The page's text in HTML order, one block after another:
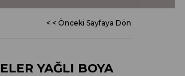
< < Önceki Sayfaya Dön
YAĞLI BOYA